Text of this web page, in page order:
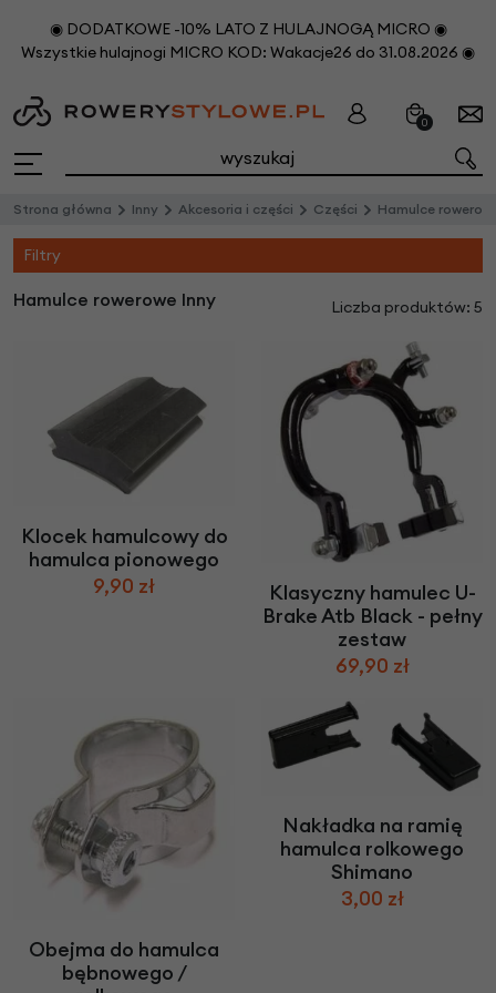
◉ DODATKOWE -10% LATO Z HULAJNOGĄ MICRO ◉
Wszystkie hulajnogi MICRO KOD: Wakacje26 do 31.08.2026 ◉
0
Strona główna Inny Akcesoria i części Części Hamulce
Filtry
Hamulce rowerowe Inny Liczba produktów: 5
Klocek hamulcowy do
hamulca pionowego
9,90 zł
Klasyczny hamulec U-
Brake Atb Black - pełny
zestaw
69,90 zł
Obejma do hamulca
bębnowego /
Nakładka na ramię
hamulca rolkowego
Shimano
3,00 zł